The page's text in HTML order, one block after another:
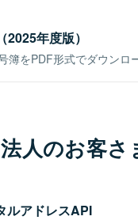
年度版）
簿をPDF形式でダウンロ
人のお客さ
ルアドレスAPI